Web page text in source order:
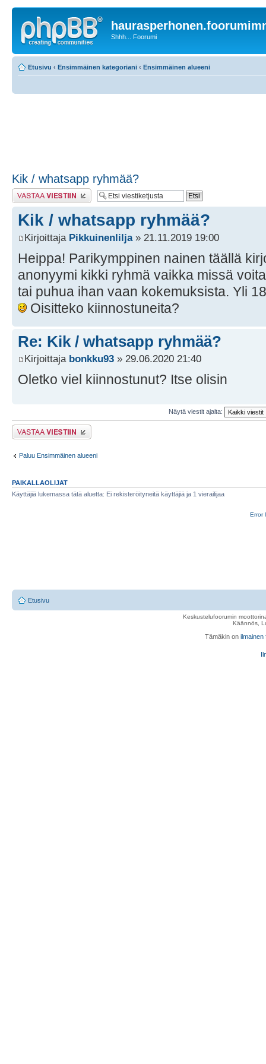
Shhh... Foorumi
Etusivu ‹ Ensimmäinen kategoriani ‹ Ensimmäinen alueeni
Kik / whatsapp ryhmää?
Lähetä vastaus
Kik / whatsapp ryhmää?
Kirjoittaja Pikkuinenlilja» 21.11.2019 19:00
Heippa! Parikymppinen nainen täällä
anonyymi kikki ryhmä vaikka missä
tai puhua ihan vaan kokemuksista. Yli
Oisitteko kiinnostuneita?
Re: Kik / whatsapp ryhmää?
Kirjoittaja bonkku93 » 29.06.2020 21:40
Oletko viel kiinnostunut? Itse olisin
Näytä viestit ajalta:
Lähetä vastaus
Paluu Ensimmäinen alueeni
PAIKALLAOLIJAT
Käyttäjiä lukemassa tätä aluetta: Ei rekisteröityneitä käyttäjiä ja 1 vierailijaa
Error
Etusivu
Keskustelufoorumin
Käännös,
Tämäkin on ilmainen